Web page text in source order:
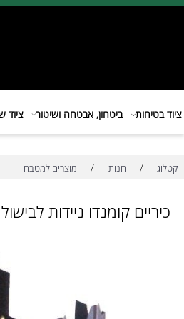
ביטחון, אבטחה ושיטור ציוד שעת
חנות מוצרים למטבח
קומנדו ניידות לבישול